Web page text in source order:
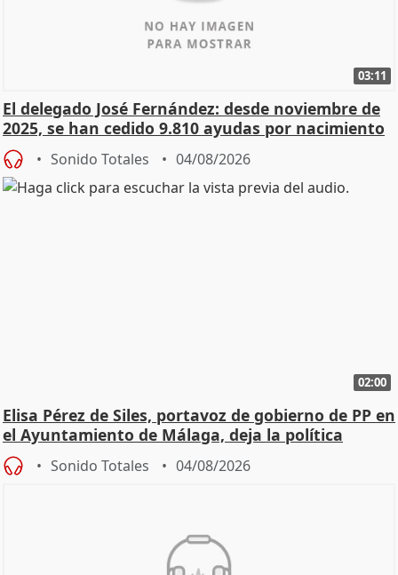
03:11
El delegado José Fernández: desde noviembre de
2025, se han cedido 9.810 ayudas por nacimiento
Sonido Totales 04/08/2026
02:00
Elisa Pérez de Siles, portavoz de gobierno de PP en
el Ayuntamiento de Málaga, deja la política
Sonido Totales 04/08/2026